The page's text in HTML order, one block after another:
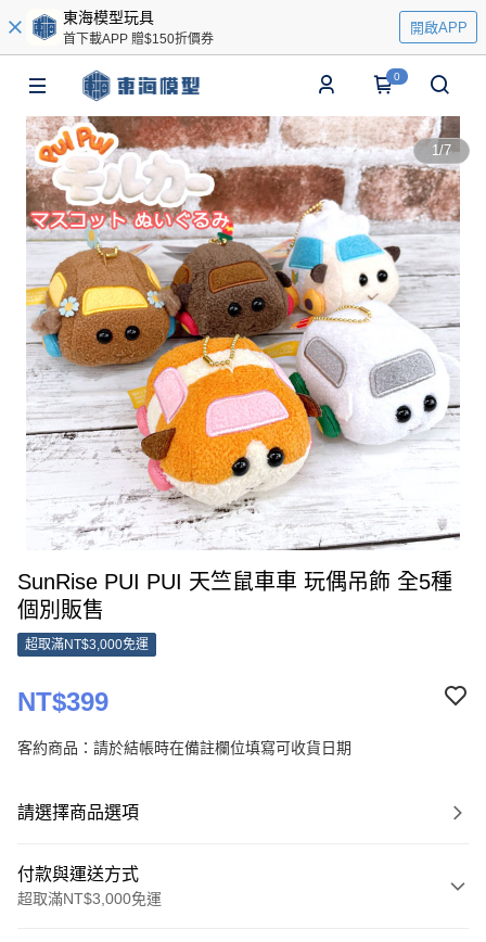
東海模型玩具
首下載APP 贈$150折價券
開啟APP
0
1/7
SunRise PUI PUI 天竺鼠車車 玩偶吊飾 全5種
個別販售
超取滿NT$3,000免運
NT$399
客約商品：請於結帳時在備註欄位填寫可收貨日期
請選擇商品選項
付款與運送方式
超取滿NT$3,000免運